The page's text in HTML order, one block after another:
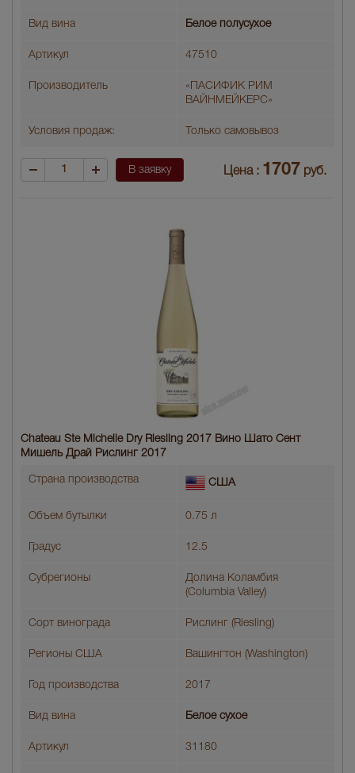
Вид вина Белое полусухое
Артикул 47510
Производитель
«ПАСИФИК РИМ
ВАЙНМЕЙКЕРС»
Условия продаж: Только самовывоз
В заявку Цена : 1707 руб.
Chateau Ste Michelle Dry Riesling 2017 Вино Шато Сент
Мишель Драй Рислинг 2017
Страна производства США
Объем бутылки 0.75 л
Градус 12.5
Субрегионы
Долина Коламбия
(Columbia Valley)
Сорт винограда Рислинг (Riesling)
Регионы США Вашингтон (Washington)
Год производства 2017
Вид вина Белое сухое
Артикул 31180